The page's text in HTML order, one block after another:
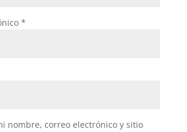
*
nombre, correo electrónico y sitio